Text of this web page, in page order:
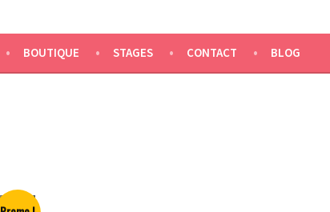
BOUTIQUE STAGES CONTACT BLOG